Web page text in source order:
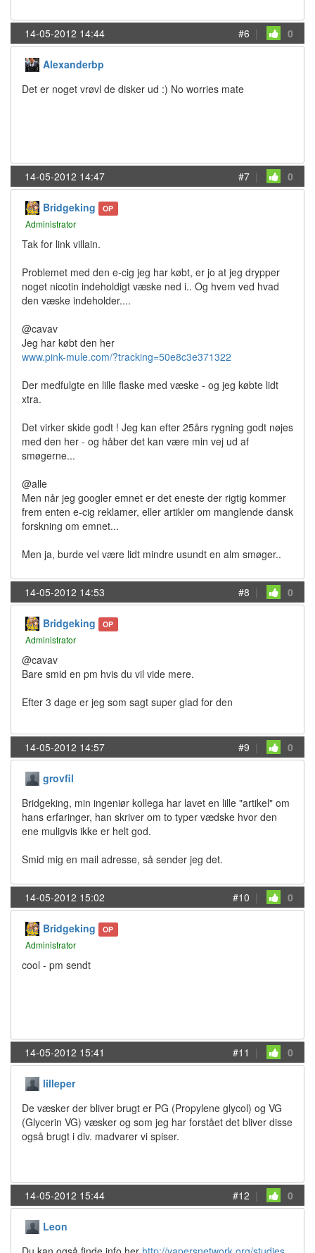
14-05-2012 14:44 #6 | 0
Alexanderbp
Det er noget vrøvl de disker ud :) No worries mate
14-05-2012 14:47 #7 | 0
Bridgeking OP
Administrator
Tak for link villain.
Problemet med den e-cig jeg har købt, er jo at jeg drypper
noget nicotin indeholdigt væske ned i.. Og hvem ved hvad
den væske indeholder....
@cavav
Jeg har købt den her
www.pink-mule.com/?tracking=50e8c3e371322
Der medfulgte en lille flaske med væske - og jeg købte lidt
xtra.
Det virker skide godt ! Jeg kan efter 25års rygning godt nøjes
med den her - og håber det kan være min vej ud af
smøgerne...
@alle
Men når jeg googler emnet er det eneste der rigtig kommer
frem enten e-cig reklamer, eller artikler om manglende dansk
forskning om emnet...
Men ja, burde vel være lidt mindre usundt en alm smøger..
14-05-2012 14:53 #8 | 0
Bridgeking OP
Administrator
@cavav
Bare smid en pm hvis du vil vide mere.
Efter 3 dage er jeg som sagt super glad for den
14-05-2012 14:57 #9 | 0
grovfil
Bridgeking, min ingeniør kollega har lavet en lille "artikel" om
hans erfaringer, han skriver om to typer vædske hvor den
ene muligvis ikke er helt god.
Smid mig en mail adresse, så sender jeg det.
14-05-2012 15:02 #10 | 0
Bridgeking OP
Administrator
cool - pm sendt
14-05-2012 15:41 #11 | 0
lilleper
De væsker der bliver brugt er PG (Propylene glycol) og VG
(Glycerin VG) væsker og som jeg har forstået det bliver disse
også brugt i div. madvarer vi spiser.
14-05-2012 15:44 #12 | 0
Leon